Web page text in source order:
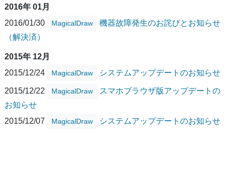
2016年 01月
2016/01/30
MagicalDraw
機器故障発生のお詫びとお知らせ
（解決済）
2015年 12月
2015/12/24
MagicalDraw システムアップデートのお知らせ
2015/12/22 MagicalDraw
スマホブラウザ版アップデートの
お知らせ
2015/12/07
MagicalDraw システムアップデートのお知らせ